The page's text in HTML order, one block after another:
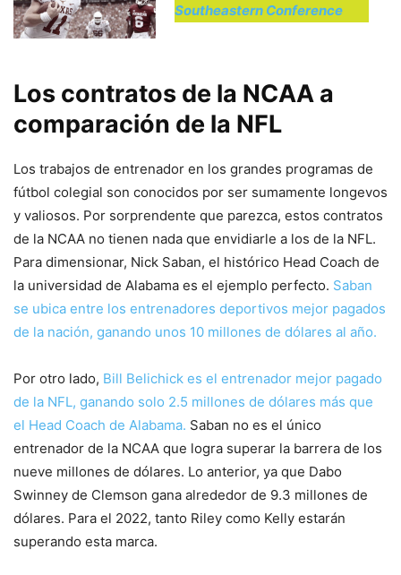
Southeastern Conference
Los contratos de la NCAA a
comparación de la NFL
Los trabajos de entrenador en los grandes programas de
fútbol colegial son conocidos por ser sumamente longevos
y valiosos. Por sorprendente que parezca, estos contratos
de la NCAA no tienen nada que envidiarle a los de la NFL.
Para dimensionar, Nick Saban, el histórico Head Coach de
la universidad de Alabama es el ejemplo perfecto. Saban
se ubica entre los entrenadores deportivos mejor pagados
de la nación, ganando unos 10 millones de dólares al año.
Por otro lado, Bill Belichick es el entrenador mejor pagado
de la NFL, ganando solo 2.5 millones de dólares más que
el Head Coach de Alabama. Saban no es el único
entrenador de la NCAA que logra superar la barrera de los
nueve millones de dólares. Lo anterior, ya que Dabo
Swinney de Clemson gana alrededor de 9.3 millones de
dólares. Para el 2022, tanto Riley como Kelly estarán
superando esta marca.